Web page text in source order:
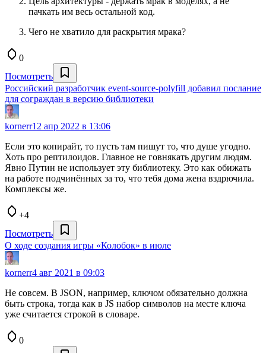
пачкать им весь остальной код.
Чего не хватило для раскрытия мрака?
0
Посмотреть
Российский разработчик event-source-polyfill добавил послание
для сограждан в версию библиотеки
kornerr12 апр 2022 в 13:06
Если это копирайт, то пусть там пишут то, что душе угодно.
Хоть про рептилоидов. Главное не говнякать другим людям.
Явно Путин не использует эту библиотеку. Это как обижать
на работе подчинённых за то, что тебя дома жена вздрючила.
Комплексы же.
+4
Посмотреть
О ходе создания игры «Колобок» в июле
kornerr4 авг 2021 в 09:03
Не совсем. В JSON, например, ключом обязательно должна
быть строка, тогда как в JS набор символов на месте ключа
уже считается строкой в словаре.
0